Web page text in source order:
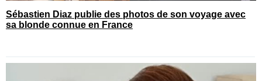
Sébastien Diaz publie des photos de son voyage avec
sa blonde connue en France